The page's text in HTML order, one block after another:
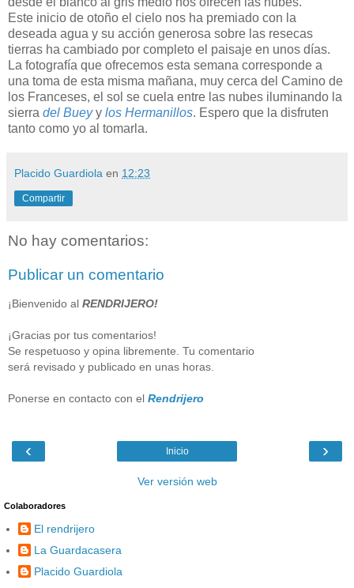
Este inicio de otoño el cielo nos ha premiado con la
deseada agua y su acción generosa sobre las resecas
tierras ha cambiado por completo el paisaje en unos días.
La fotografía que ofrecemos esta semana corresponde a
una toma de esta misma mañana, muy cerca del Camino de
los Franceses, el sol se cuela entre las nubes iluminando la
sierra del Bueyy los Hermanillos. Espero que la disfruten
tanto como yo al tomarla.
Placido Guardiola en 12:23
Compartir
No hay comentarios:
Publicar un comentario
¡Bienvenido al RENDRIJERO!
¡Gracias por tus comentarios!
Se respetuoso y opina libremente. Tu comentario
será revisado y publicado en unas horas.
Ponerse en contacto con el Rendrijero
‹ ›
Inicio
Ver versión web
Colaboradores
El rendrijero
La Guardacasera
Placido Guardiola